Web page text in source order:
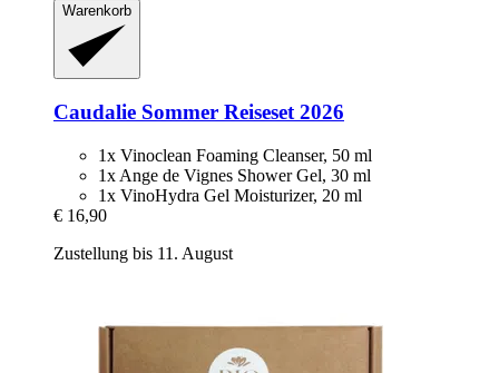
Warenkorb
Caudalie Sommer Reiseset 2026
1x Vinoclean Foaming Cleanser, 50 ml
1x Ange de Vignes Shower Gel, 30 ml
1x VinoHydra Gel Moisturizer, 20 ml
€ 16,90
Zustellung bis 11. August